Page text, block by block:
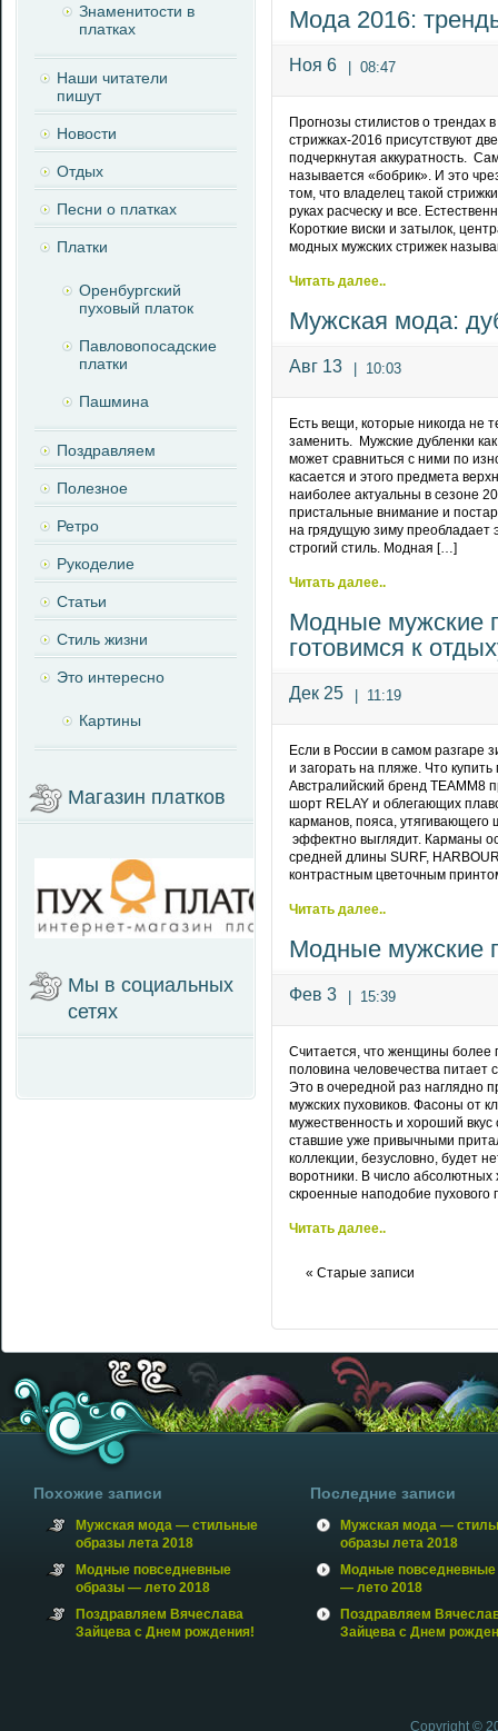
Мода 2016:
Ноя 6 08:47
Прогнозы стилистов о трендах
стрижках-2016 присутствуют
подчеркнутая аккуратность.
называется «бобрик». И это
том, что владелец такой
руках расческу и все.
Короткие виски и затылок,
модных мужских стрижек
Читать далее..
Мужская мода:
Авг 13 10:03
Есть вещи, которые никогда не
заменить. Мужские дубленки
может сравниться с ними по
касается и этого предмета
наиболее актуальны в сезоне
пристальные внимание и
на грядущую зиму преобладает
строгий стиль. Модная […]
Читать далее..
Модные мужские
готовимся к
Дек 25 11:19
Если в России в самом разгаре
и загорать на пляже. Что
Австралийский бренд TEAMM8
шорт RELAY и облегающих
карманов, пояса, утягивающего
эффектно выглядит. Карманы
средней длины SURF,
контрастным цветочным
Читать далее..
Модные мужские
Фев 3 15:39
Считается, что женщины более
половина человечества
Это в очередной раз наглядно
мужских пуховиков. Фасоны от
мужественность и хороший
ставшие уже привычными
коллекции, безусловно, будет
воротники. В число
скроенные наподобие пухового
Читать далее..
« Старые записи
Знаменитости в
платках
Наши читатели
пишут
Новости
Отдых
Песни о платках
Платки
Оренбургский
пуховый платок
Павловопосадские
платки
Пашмина
Поздравляем
Полезное
Ретро
Рукоделие
Статьи
Стиль жизни
Это интересно
Картины
Магазин платков
Мы в социальных
сетях
Похожие записи
Мужская мода — стильные
образы лета 2018
Модные повседневные
образы — лето 2018
Поздравляем Вячеслава
Зайцева с Днем рождения!
Последние записи
Мужская мода —
образы лета 2018
Модные повседневные
— лето 2018
Поздравляем
Зайцева с Днем
Copyright ©